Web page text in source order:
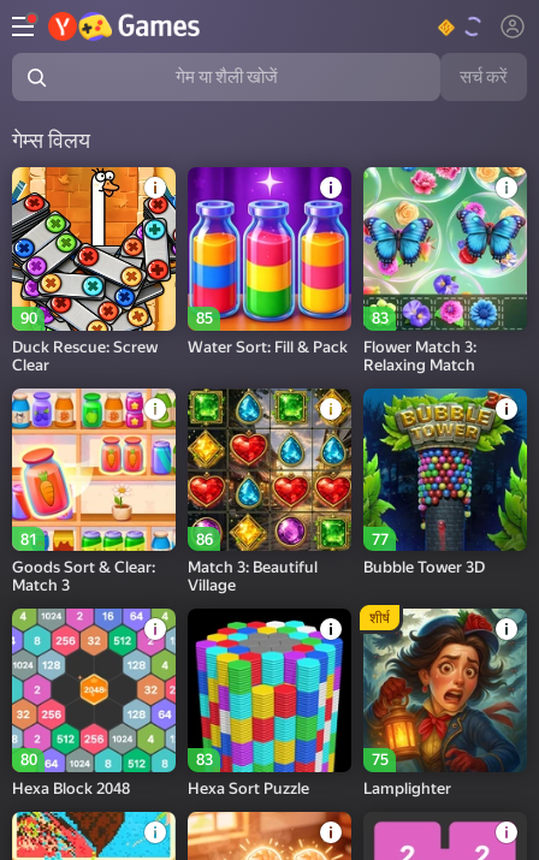
गेम या शैली खोजें सर्च करें
गेम्स विलय
90
Duck Rescue: Screw
Clear
85
Water Sort: Fill & Pack
83
Flower Match 3:
Relaxing Match
81
Goods Sort & Clear:
Match 3
86
Match 3: Beautiful
Village
77
Bubble Tower 3D
80
Hexa Block 2048
83
Hexa Sort Puzzle
75
शीर्ष
Lamplighter